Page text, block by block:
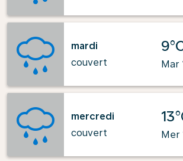
mardi
couvert
Mar
mercredi
couvert
Mer